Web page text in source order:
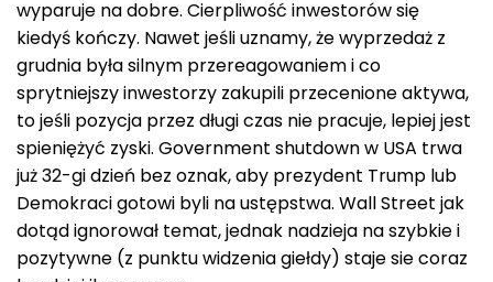
wyparuje na dobre. Cierpliwość inwestorów się
kiedyś kończy. Nawet jeśli uznamy, że wyprzedaż z
grudnia była silnym przereagowaniem i co
sprytniejszy inwestorzy zakupili przecenione aktywa,
to jeśli pozycja przez długi czas nie pracuje, lepiej jest
spieniężyć zyski. Government shutdown w USA trwa
już 32-gi dzień bez oznak, aby prezydent Trump lub
Demokraci gotowi byli na ustępstwa. Wall Street jak
dotąd ignorował temat, jednak nadzieja na szybkie i
pozytywne (z punktu widzenia giełdy) staje sie coraz